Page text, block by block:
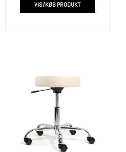
VIS/KØB PRODUKT